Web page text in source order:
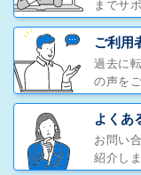
までサ
ご利用
過去に
の声を
よくあ
お問い
紹介し